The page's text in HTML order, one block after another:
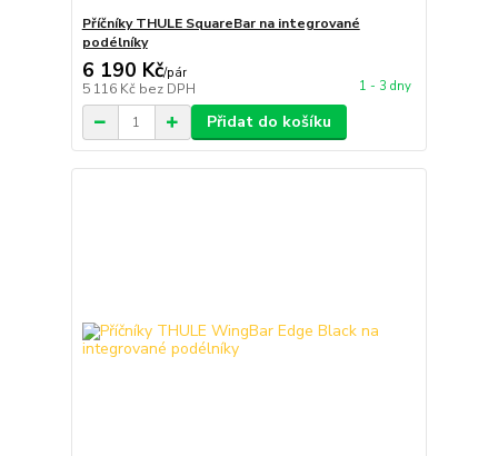
Příčníky THULE SquareBar na integrované
podélníky
6 190 Kč/pár
5 116 Kč bez DPH 1 - 3 dny
Přidat do košíku